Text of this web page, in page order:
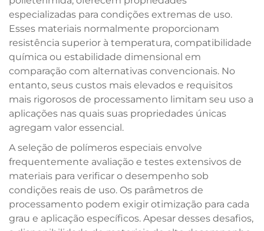
especializadas para condições extremas de uso.
Esses materiais normalmente proporcionam
resistência superior à temperatura, compatibilidade
química ou estabilidade dimensional em
comparação com alternativas convencionais. No
entanto, seus custos mais elevados e requisitos
mais rigorosos de processamento limitam seu uso a
aplicações nas quais suas propriedades únicas
agregam valor essencial.
A seleção de polímeros especiais envolve
frequentemente avaliação e testes extensivos de
materiais para verificar o desempenho sob
condições reais de uso. Os parâmetros de
processamento podem exigir otimização para cada
grau e aplicação específicos. Apesar desses desafios,